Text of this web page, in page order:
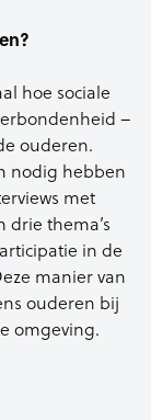
hoe sociale
–
ouderen.
nodig hebben
met
thema’s
in de
manier van
ouderen bij
omgeving.